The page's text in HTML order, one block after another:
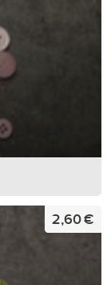
2,60 €